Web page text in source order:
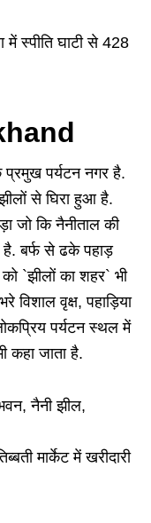
स्पीति घाटी से 428
प्रमुख पर्यटन नगर है.
से घिरा हुआ है.
जो कि नैनीताल की
बर्फ से ढके पहाड़
`झीलों का शहर` भी
विशाल वृक्ष, पहाड़िया
पर्यटन स्थल में
कहा जाता है.
नैनी झील,
मार्केट में खरीदारी